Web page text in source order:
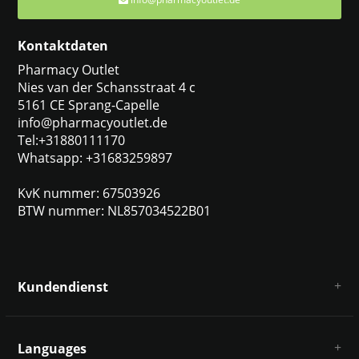
Kontaktdaten
Pharmacy Outlet
Nies van der Schansstraat 4 c
5161 CE Sprang-Capelle
info@pharmacyoutlet.de
Tel:+31880111170
Whatsapp: +31683259897
KvK nummer: 67503926
BTW nummer: NL857034522B01
Kundendienst
Haftungsausschluss und Datenschutz
Languages